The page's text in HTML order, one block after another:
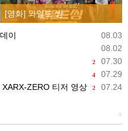
[영화] 와일드 씽
08.03
이
08.02
2 07.30
4 07.29
2 07.24
ZERO 티저 영상
+